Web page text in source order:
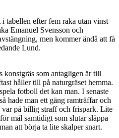
tabellen efter fem raka utan vinst
Emanuel Svensson och
men kommer ändå att få
Lund.
konstgräs som antagligen är till
håller till på naturgräset hemma.
fotboll det kan man. I senaste
hade man ett gäng ramträffar och
var på billig straff och frispark. Lite
mål samtidigt som slutar släppa
att börja ta lite skalper snart.